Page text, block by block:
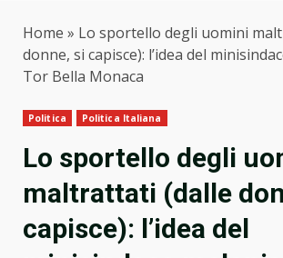
Home » Lo sportello degli uomini
donne, si capisce): l’idea del
Tor Bella Monaca
Politica Politica Italiana
Lo sportello degli
maltrattati (dalle
capisce): l’idea del